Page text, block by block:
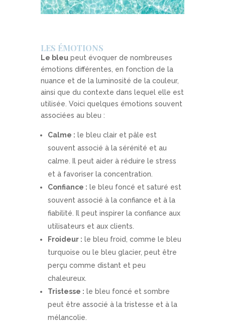
LES ÉMOTIONS
Le bleupeut évoquer de nombreuses
émotions différentes, en fonction de la
nuance et de la luminosité de la couleur,
ainsi que du contexte dans lequel elle est
utilisée. Voici quelques émotions souvent
associées au bleu :
Calme : le bleu clair et pâle est
souvent associé à la sérénité et au
calme. Il peut aider à réduire le stress
et à favoriser la concentration.
Confiance : le bleu foncé et saturé est
souvent associé à la confiance et à la
fiabilité. Il peut inspirer la confiance aux
utilisateurs et aux clients.
Froideur : le bleu froid, comme le bleu
turquoise ou le bleu glacier, peut être
perçu comme distant et peu
chaleureux.
Tristesse : le bleu foncé et sombre
peut être associé à la tristesse et à la
mélancolie.